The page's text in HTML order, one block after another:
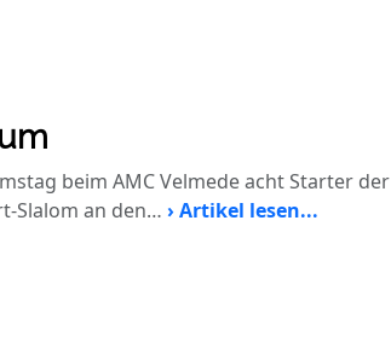
beim AMC Velmede acht Starter der
Slalom an den… › Artikel lesen...